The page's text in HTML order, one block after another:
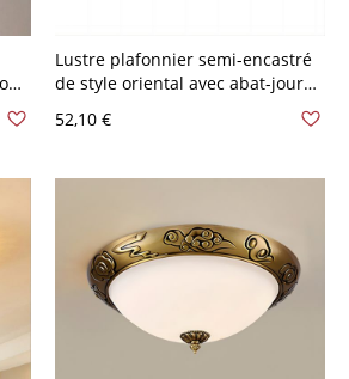
Lustre plafonnier semi-encastré
de style oriental avec abat-jour
52,10 €